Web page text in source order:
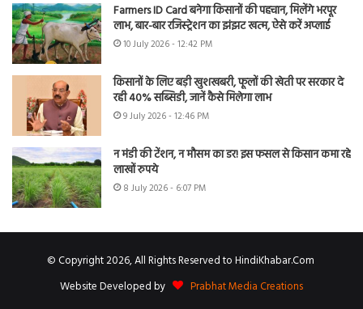
Farmers ID Card बनेगा किसानों की पहचान, मिलेंगे भरपूर
लाभ, बार-बार रजिस्ट्रेशन का झंझट खत्म, ऐसे करें अप्लाई
10 July 2026 - 12:42 PM
किसानों के लिए बड़ी खुशखबरी, फूलों की खेती पर सरकार दे
रही 40% सब्सिडी, जानें कैसे मिलेगा लाभ
9 July 2026 - 12:46 PM
न मंडी की टेंशन, न मौसम का डर! इस फसल से किसान कमा रहे
लाखों रुपये
8 July 2026 - 6:07 PM
© Copyright 2026, All Rights Reserved to HindiKhabar.Com
Website Developed by
Prabhat Media Creations